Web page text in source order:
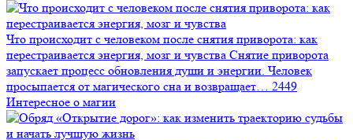
Что происходит с человеком после снятия приворота: как
перестраивается энергия, мозг и чувства Снятие приворота
запускает процесс обновления души и энергии. Человек
просыпается от магического сна и возвращает… 2449
Интересное о магии